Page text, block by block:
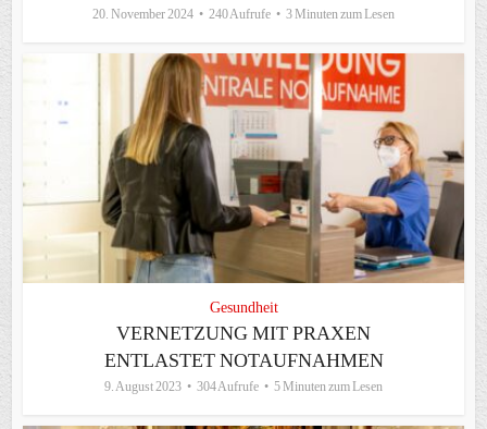
20. November 2024 240 Aufrufe 3 Minuten zum Lesen
Gesundheit
VERNETZUNG MIT PRAXEN
ENTLASTET NOTAUFNAHMEN
9. August 2023 304 Aufrufe 5 Minuten zum Lesen